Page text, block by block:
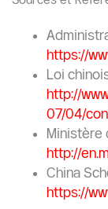
https://
Loi
http://
07/04/
Ministère
http://
China
https://